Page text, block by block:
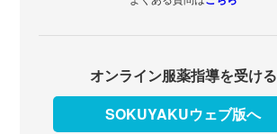
オンライン服薬指導を受ける
SOKUYAKUウェブ版へ